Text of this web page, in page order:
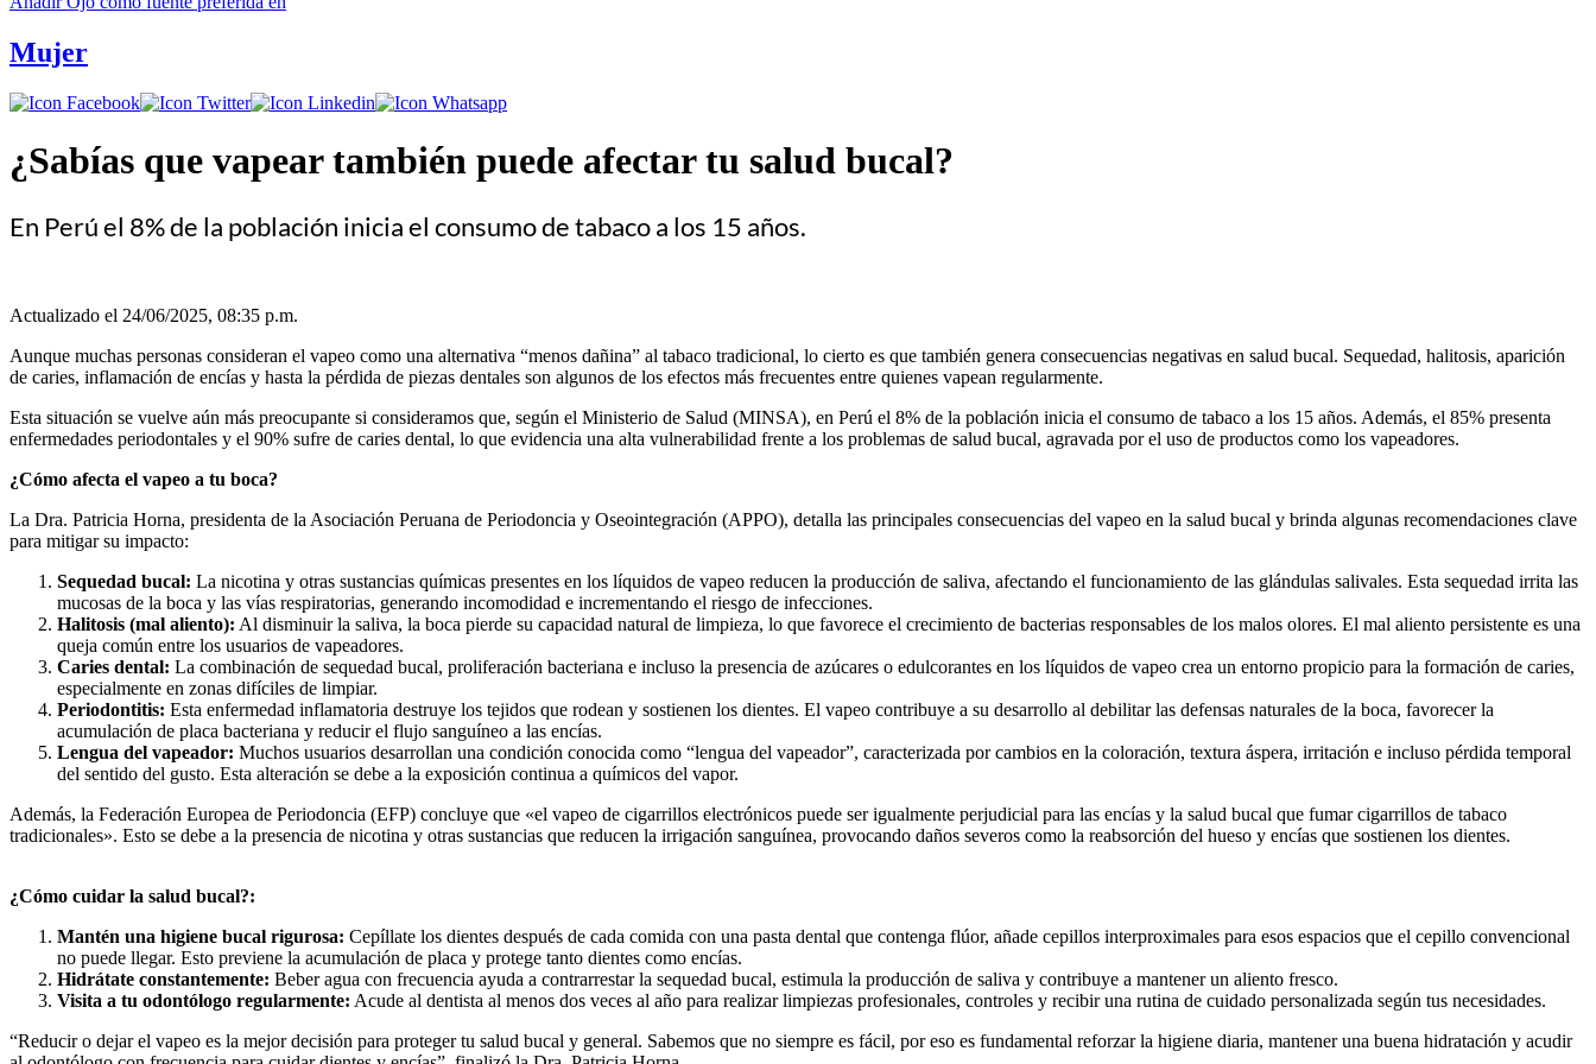
Mujer
¿Sabías que vapear también puede afectar tu salud bucal?
En Perú el 8% de la población inicia el consumo de tabaco a los 15 años.
Actualizado el 24/06/2025, 08:35 p.m.
Aunque muchas personas consideran el vapeo como una alternativa “menos dañina” al tabaco tradicional, lo cierto es que también genera consecuencias negativas en salud bucal. Sequedad, halitosis, aparición
de caries, inflamación de encías y hasta la pérdida de piezas dentales son algunos de los efectos más frecuentes entre quienes vapean regularmente.
Esta situación se vuelve aún más preocupante si consideramos que, según el Ministerio de Salud (MINSA), en Perú el 8% de la población inicia el consumo de tabaco a los 15 años. Además, el 85% presenta
enfermedades periodontales y el 90% sufre de caries dental, lo que evidencia una alta vulnerabilidad frente a los problemas de salud bucal, agravada por el uso de productos como los vapeadores.
¿Cómo afecta el vapeo a tu boca?
La Dra. Patricia Horna, presidenta de la Asociación Peruana de Periodoncia y Oseointegración (APPO), detalla las principales consecuencias del vapeo en la salud bucal y brinda algunas recomendaciones clave
para mitigar su impacto:
Sequedad bucal: La nicotina y otras sustancias químicas presentes en los líquidos de vapeo reducen la producción de saliva, afectando el funcionamiento de las glándulas salivales. Esta sequedad irrita las
mucosas de la boca y las vías respiratorias, generando incomodidad e incrementando el riesgo de infecciones.
Halitosis (mal aliento): Al disminuir la saliva, la boca pierde su capacidad natural de limpieza, lo que favorece el crecimiento de bacterias responsables de los malos olores. El mal aliento persistente es una
queja común entre los usuarios de vapeadores.
Caries dental: La combinación de sequedad bucal, proliferación bacteriana e incluso la presencia de azúcares o edulcorantes en los líquidos de vapeo crea un entorno propicio para la formación de caries,
especialmente en zonas difíciles de limpiar.
Periodontitis: Esta enfermedad inflamatoria destruye los tejidos que rodean y sostienen los dientes. El vapeo contribuye a su desarrollo al debilitar las defensas naturales de la boca, favorecer la
acumulación de placa bacteriana y reducir el flujo sanguíneo a las encías.
Lengua del vapeador: Muchos usuarios desarrollan una condición conocida como “lengua del vapeador”, caracterizada por cambios en la coloración, textura áspera, irritación e incluso pérdida temporal
del sentido del gusto. Esta alteración se debe a la exposición continua a químicos del vapor.
Además, la Federación Europea de Periodoncia (EFP) concluye que «el vapeo de cigarrillos electrónicos puede ser igualmente perjudicial para las encías y la salud bucal que fumar cigarrillos de tabaco
tradicionales». Esto se debe a la presencia de nicotina y otras sustancias que reducen la irrigación sanguínea, provocando daños severos como la reabsorción del hueso y encías que sostienen los dientes.
¿Cómo cuidar la salud bucal?:
Mantén una higiene bucal rigurosa: Cepíllate los dientes después de cada comida con una pasta dental que contenga flúor, añade cepillos interproximales para esos espacios que el cepillo convencional
no puede llegar. Esto previene la acumulación de placa y protege tanto dientes como encías.
Hidrátate constantemente: Beber agua con frecuencia ayuda a contrarrestar la sequedad bucal, estimula la producción de saliva y contribuye a mantener un aliento fresco.
Visita a tu odontólogo regularmente: Acude al dentista al menos dos veces al año para realizar limpiezas profesionales, controles y recibir una rutina de cuidado personalizada según tus necesidades.
“Reducir o dejar el vapeo es la mejor decisión para proteger tu salud bucal y general. Sabemos que no siempre es fácil, por eso es fundamental reforzar la higiene diaria, mantener una buena hidratación y acudir